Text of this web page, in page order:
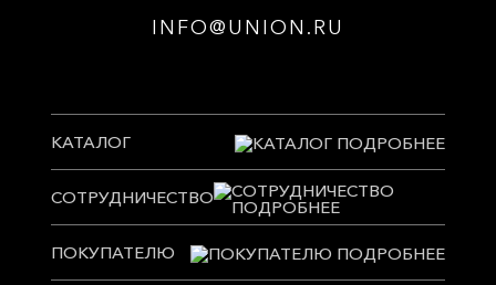
INFO@UNION.RU
КАТАЛОГ
СОТРУДНИЧЕСТВО
ПОКУПАТЕЛЮ